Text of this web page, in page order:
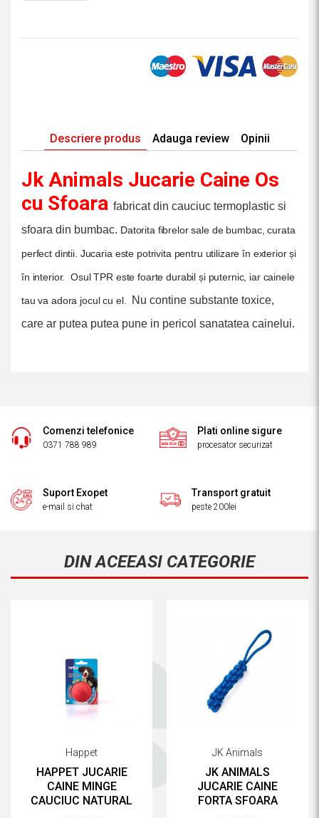
Descriere produs Adauga review Opinii
Jk Animals Jucarie Caine Os
cu Sfoara fabricat din cauciuc termoplastic si
sfoara din bumbac. Datorita fibrelor sale de bumbac, curata
perfect dintii. Jucaria este potrivita pentru utilizare în exterior și
în interior.Osul TPR este foarte durabil și puternic, iar cainele
tau va adora jocul cu el.
Nu contine substante toxice,
care ar putea putea pune in pericol sanatatea cainelui.
Comenzi telefonice
0371 788 989
Plati online sigure
procesator securizat
Suport Exopet
e-mail si chat
Transport gratuit
peste 200lei
DIN ACEEASI CATEGORIE
Happet
HAPPET JUCARIE
CAINE MINGE
CAUCIUC NATURAL
JK Animals
JK ANIMALS
JUCARIE CAINE
FORTA SFOARA